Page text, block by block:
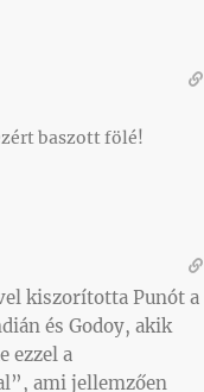
baszott fölé!
kiszorította Punót a
és Godoy, akik
ezzel a
ami jellemzően